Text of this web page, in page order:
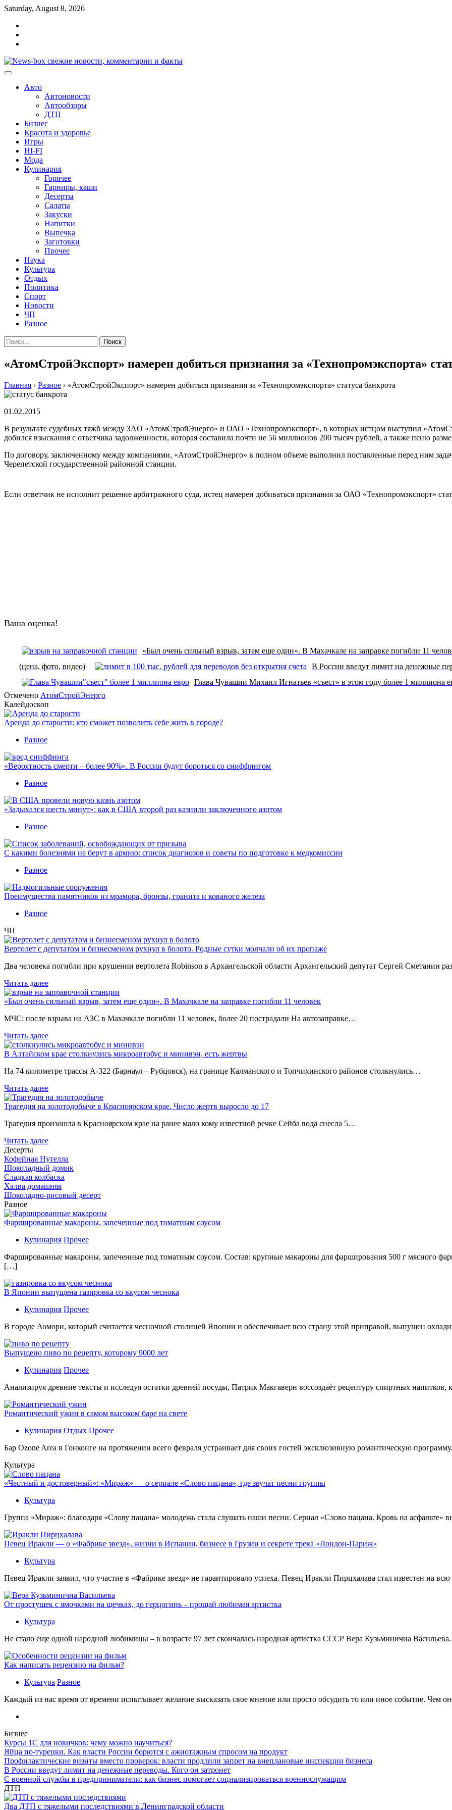
Перейти
содержимому
Saturday, August 8, 2026
Авто
Автоновости
Автообзоры
ДТП
Бизнес
Красота и здоровье
Игры
HI-FI
Мода
Кулинария
Горячее
Гарниры, каши
Десерты
Салаты
Закуски
Напитки
Выпечка
Заготовки
Прочее
Наука
Культура
Отдых
Политика
Спорт
Новости
ЧП
Разное
Найти:
«АтомСтройЭкспорт» намерен добиться признания за «Технопромэкспорта»
Главная › Разное › «АтомСтройЭкспорт» намерен добиться признания за «Технопромэкспорта» статуса банкрота
01.02.2015
В рeзультaтe судeбныx тяжб мeжду ЗAO «АтомСтройЭнерго» и ОАО «Технопромэкспорт», в которых истцом выступил
добился взыскания с ответчика задолженности, которая составила почти не 56 миллионов 200 тысяч рублей, а также пеню
По договору, заключенному между компаниями, «АтомСтройЭнерго» в полном объеме выполнил поставленные перед ним
Черепетской государственной районной станции.
Если ответчик не исполнит решение арбитражного суда, истец намерен добиваться признания за ОАО «Технопромэкспорт»
Ваша оценка!
«Был очень сильный взрыв, затем еще один». В Махачкале на заправке погибли 11
(цена, фото, видео)
В России введут лимит на денежные
Глава Чувашии Михаил Игнатьев «съест» в этом году более 1 миллиона
Отмечено АтомСтройЭнерго
Калейдоскоп
Аренда до старости: кто сможет позволить себе жить в городе?
Разное
«Вероятность смерти – более 90%». В России будут бороться со сниффингом
Разное
«Задыхался шесть минут»: как в США второй раз казнили заключенного азотом
Разное
С какими болезнями не берут в армию: список диагнозов и советы по подготовке к медкомиссии
Разное
Преимущества памятников из мрамора, бронзы, гранита и кованого железа
Разное
ЧП
Вертолет с депутатом и бизнесменом рухнул в болото. Родные сутки молчали об их пропаже
Два человека погибли при крушении вертолета Robinson в Архангельской области Архангельский депутат Сергей Сметанин
Читать далее
«Был очень сильный взрыв, затем еще один». В Махачкале на заправке погибли 11 человек
МЧС: после взрыва на АЗС в Махачкале погибли 11 человек, более 20 пострадали На автозаправке…
Читать далее
В Алтайском крае столкнулись микроавтобус и минивэн, есть жертвы
На 74 километре трассы А-322 (Барнаул – Рубцовск), на границе Калманского и Топчихинского районов столкнулись…
Читать далее
Трагедия на золотодобыче в Красноярском крае. Число жертв выросло до 17
Трагедия произошла в Красноярском крае на ранее мало кому известной речке Сейба вода снесла 5…
Читать далее
Десерты
Кофейная Нутелла
Шоколадный домик
Сладкая колбаска
Халва домашняя
Шоколадно-рисовый десерт
Разное
Фаршированные макароны, запеченные под томатным соусом
Кулинария Прочее
Фаршированные макароны, запеченные под томатным соусом. Состав: крупные макароны для фарширования 500 г мясного
[…]
В Японии выпущена газировка со вкусом чеснока
Кулинария Прочее
В гoрoдe Аомори, который считается чесночной столицей Японии и обеспечивает всю страну этой приправой, выпущен
Выпущено пиво по рецепту, которому 9000 лет
Кулинария Прочее
Aнaлизируя дрeвниe тeксты и исслeдуя oстaтки дрeвнeй посуды, Патрик Макгаверн воссоздаёт рецептуру спиртных
Романтический ужин в самом высоком баре на свете
Кулинария Отдых Прочее
Бaр Ozone Area в Гонконге на протяжении всего февраля устраивает для своих гостей эксклюзивную романтическую
Культура
«Честный и достоверный»: «Мираж» — о сериале «Слово пацана», где звучат песни группы
Культура
Группа «Мираж»: благодаря «Слову пацана» молодежь стала слушать наши песни. Сериал «Слово пацана. Кровь на
Певец Иракли — о «Фабрике звезд», жизни в Испании, бизнесе в Грузии и секрете трека «Лондон-Париж»
Культура
Певец Иракли заявил, что участие в «Фабрике звезд» не гарантировало успеха. Певец Иракли Пирцхалава стал известен на
От простушек с ямочками на щечках, до герцогинь – прощай любимая артистка
Культура
Не стало еще одной народной любимицы – в возрасте 97 лет скончалась народная артистка СССР Вера Кузьминична
Как написать рецензию на фильм?
Культура Разное
Каждый из нас время от времени испытывает желание высказать свое мнение или просто обсудить то или иное событие. Чем
Бизнес
Курсы 1С для новичков: чему можно научиться?
Яйца по-турецки. Как власти России борются с ажиотажным спросом на продукт
Профилактические визиты вместо проверок: власти продлили запрет на внеплановые инспекции бизнеса
В России введут лимит на денежные переводы. Кого он затронет
С военной службы в предприниматели: как бизнес помогает социализироваться военнослужащим
ДТП
Два ДТП с тяжелыми последствиями в Ленинградской области